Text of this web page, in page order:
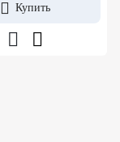
Купить